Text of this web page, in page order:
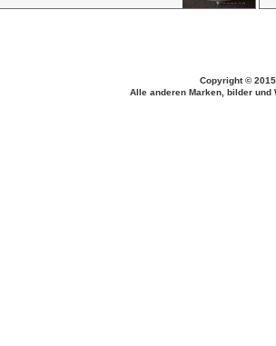
Copyright ©
Alle anderen Marken, bilder und